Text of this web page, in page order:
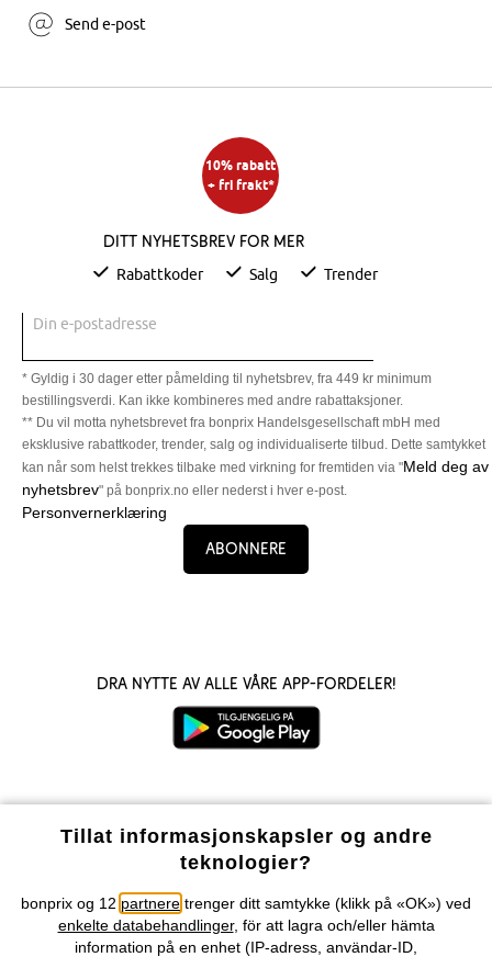
Send e-post
10% rabatt
+ fri frakt*
Ditt nyhetsbrev for mer
Rabattkoder Salg Trender
Din e-postadresse
* Gyldig i 30 dager etter påmelding til nyhetsbrev, fra 449 kr minimum
bestillingsverdi. Kan ikke kombineres med andre rabattaksjoner.
** Du vil motta nyhetsbrevet fra bonprix Handelsgesellschaft mbH med
eksklusive rabattkoder, trender, salg og individualiserte tilbud. Dette samtykket
kan når som helst trekkes tilbake med virkning for fremtiden via "Meld deg av
nyhetsbrev" på bonprix.no eller nederst i hver e-post.
Personvernerklæring
Abonnere
Dra nytte av alle våre app-fordeler!
Våre betalingsalternativer
Vårt tilbud
Tillat informasjonskapsler og andre
teknologier?
bonprix og 12 partnere trenger ditt samtykke (klikk på «OK») ved
enkelte databehandlinger, för att lagra och/eller hämta
information på en enhet (IP-adress, användar-ID,